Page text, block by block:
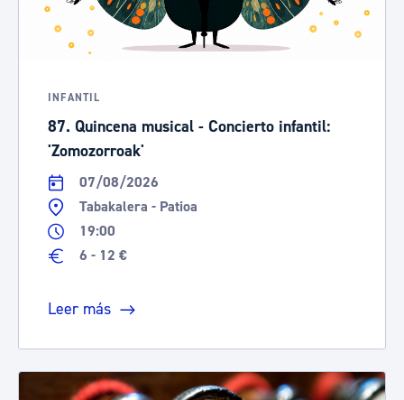
INFANTIL
87. Quincena musical - Concierto infantil:
'Zomozorroak'
07/08/2026
Tabakalera - Patioa
19:00
6 - 12 €
Leer más